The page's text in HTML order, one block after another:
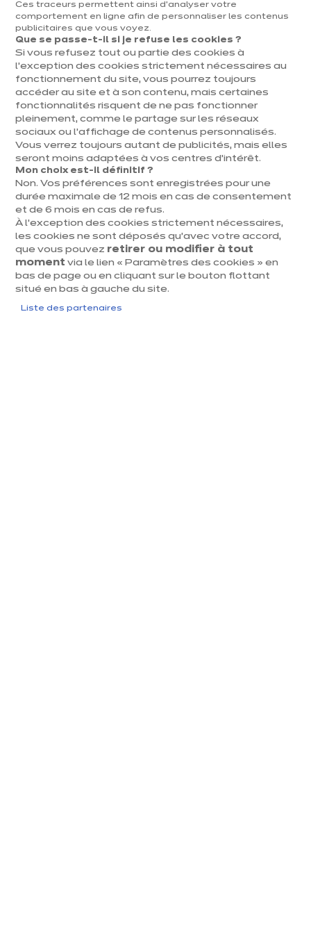
EQUIPEMENTS & ÉLECTROMÉNAGER
Tout ce que vous devez savoir sur les
hottes de cuisines
Ces traceurs permettent ainsi d'analyser votre
comportement en ligne afin de personnaliser les contenus
publicitaires que vous voyez.
Que se passe-t-il si je refuse les cookies ?
Si vous refusez tout ou partie des cookies à
l’exception des cookies strictement nécessaires au
fonctionnement du site, vous pourrez toujours
accéder au site et à son contenu, mais certaines
fonctionnalités risquent de ne pas fonctionner
pleinement, comme le partage sur les réseaux
sociaux ou l’affichage de contenus personnalisés.
Vous verrez toujours autant de publicités, mais elles
seront moins adaptées à vos centres d’intérêt.
Mon choix est-il définitif ?
Non. Vos préférences sont enregistrées pour une
durée maximale de 12 mois en cas de consentement
et de 6 mois en cas de refus.
À l’exception des cookies strictement nécessaires,
les cookies ne sont déposés qu’avec votre accord,
que vous pouvez retirer ou modifier à tout
moment via le lien « Paramètres des cookies » en
bas de page ou en cliquant sur le bouton flottant
situé en bas à gauche du site.
Liste des partenaires